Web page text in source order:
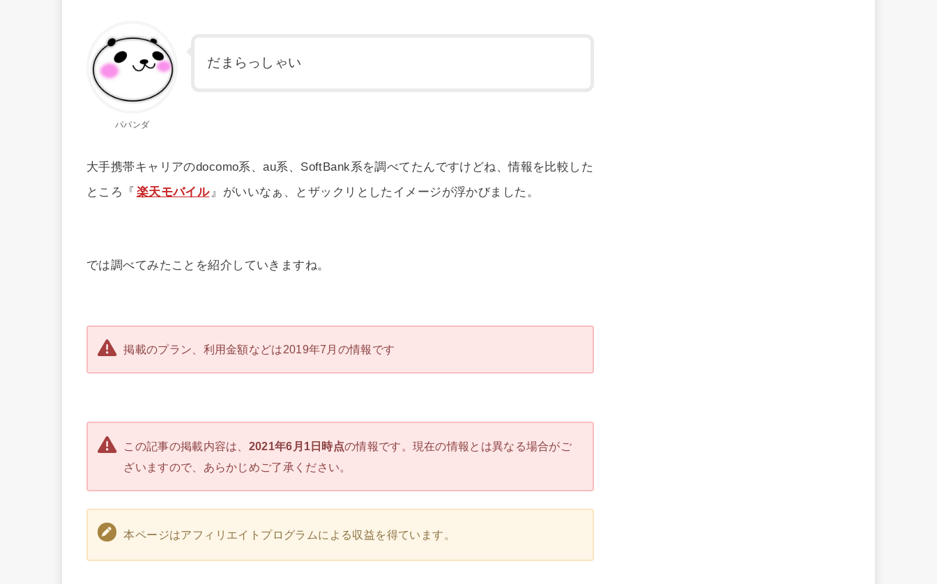
パパンダ
だまらっしゃい
大手携帯キャリアのdocomo系、au系、SoftBank系を調べてたんですけどね、情報を比較した
ところ『 楽天モバイル 』がいいなぁ、とザックリとしたイメージが浮かびました。
では調べてみたことを紹介していきますね。
掲載のプラン、利用金額などは2019年7月の情報です
この記事の掲載内容は、 2021年6月1日時点の情報です。現在の情報とは異なる場合がご
ざいますので、あらかじめご了承ください。
本ページはアフィリエイトプログラムによる収益を得ています。